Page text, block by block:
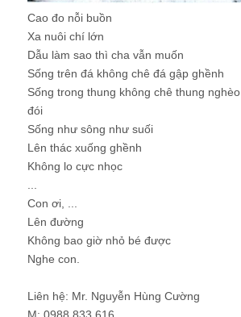
Cao đo nỗi buồn
Xa nuôi chí lớn
Dẫu làm sao thì cha vẫn muốn
Sống trên đá không chê đá gập ghềnh
Sống trong thung không chê thung nghèo
đói
Sống như sông như suối
Lên thác xuống ghềnh
Không lo cực nhọc
Con ơi, ...
Lên đường
Không bao giờ nhỏ bé được
Nghe con.
Liên hệ: Mr. Nguyễn Hùng Cường